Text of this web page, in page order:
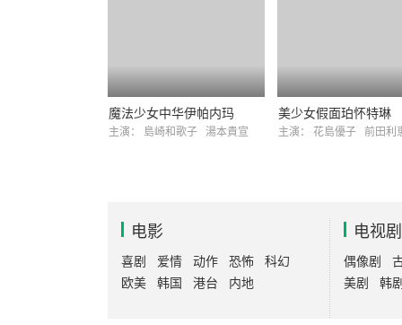
魔法少女中华伊帕内玛
主演： 島崎和歌子 湯本貴宣
美少女假面珀怀特琳
主演： 花島優子 前田
电影
喜剧 爱情 动作 恐怖
科幻
欧美
韩国 港台 内地
电视剧
偶像剧
美剧
韩